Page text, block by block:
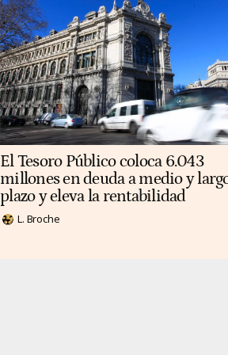
El Tesoro Público coloca 6.043
millones en deuda a medio y
plazo y eleva la rentabilidad
L. Broche